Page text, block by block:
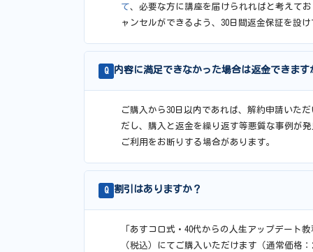
て、必要な方に講座を届けられればと考えて
ャンセルができるよう、30日間返金保証を設
Q 内容に満足できなかった場合は返金できます
ご購入から30日以内であれば、解約申請いた
だし、購入と返金を繰り返す等悪質な事例が
ご利用をお断りする場合があります。
Q 割引はありますか？
「あすコロ式・40代からの人生アップデート
（税込）にてご購入いただけます（通常価格